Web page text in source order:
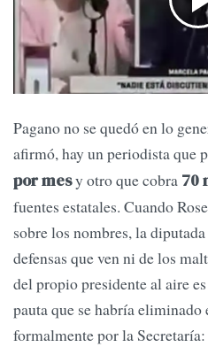
Pagano no se quedó en lo
afirmó, hay un periodista que
por mesy otro que cobra 70
fuentes estatales. Cuando
sobre los nombres, la
defensas que ven ni de los
del propio presidente al aire
pauta que se habría eliminado
formalmente por la